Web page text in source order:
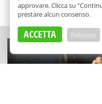
approvare. Clicca su
prestare alcun consenso.
ACCETTA Preferenze